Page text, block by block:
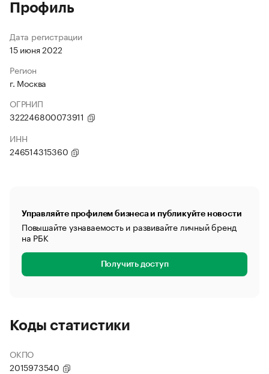
Профиль
Дата регистрации
15 июня 2022
Регион
г. Москва
ОГРНИП
322246800073911
ИНН
246514315360
Управляйте профилем бизнеса и публикуйте новости
Повышайте узнаваемость и развивайте личный бренд
на РБК
Получить доступ
Коды статистики
ОКПО
2015973540